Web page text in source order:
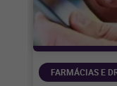
FARMÁCIAS E